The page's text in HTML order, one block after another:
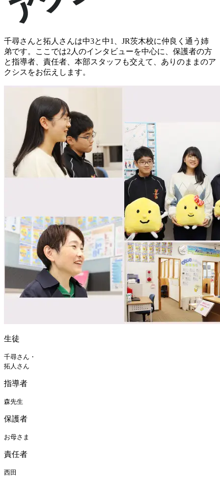
千尋さんと拓人さんは中3と中1、JR茨木校に仲良く通う姉
弟です。ここでは2人のインタビューを中心に、保護者の方
と指導者、責任者、本部スタッフも交えて、ありのままのア
クシスをお伝えします。
生徒
千尋さん ・
拓人さん
指導者
森先生
保護者
お母さま
責任者
西田